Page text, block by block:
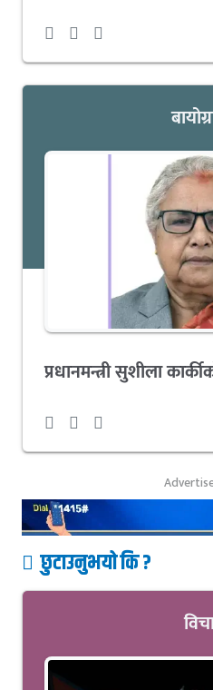
प्रधानमन्त्री सुशीला
छुटाउनुभयो कि ?